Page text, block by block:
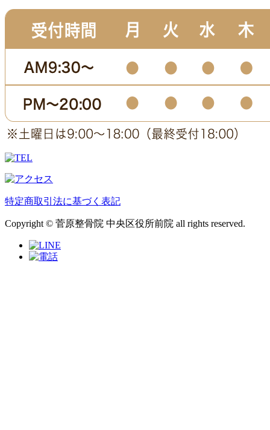
特定商取引法に基づく表記
Copyright © 菅原整骨院 中央区役所前院 all rights reserved.